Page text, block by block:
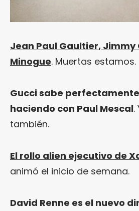
Jean Paul Gaultier, Jimmy
Minogue. Muertas estamos.
Gucci sabe
haciendo con Paul Mescal.
también.
El rollo alien ejecutivo de
animó el inicio de semana.
David Renne es el nuevo